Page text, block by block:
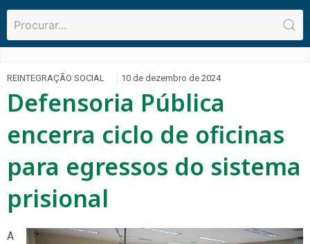
REINTEGRAÇÃO SOCIAL 10 de dezembro de 2024
Defensoria Pública
encerra ciclo de oficinas
para egressos do sistema
prisional
A